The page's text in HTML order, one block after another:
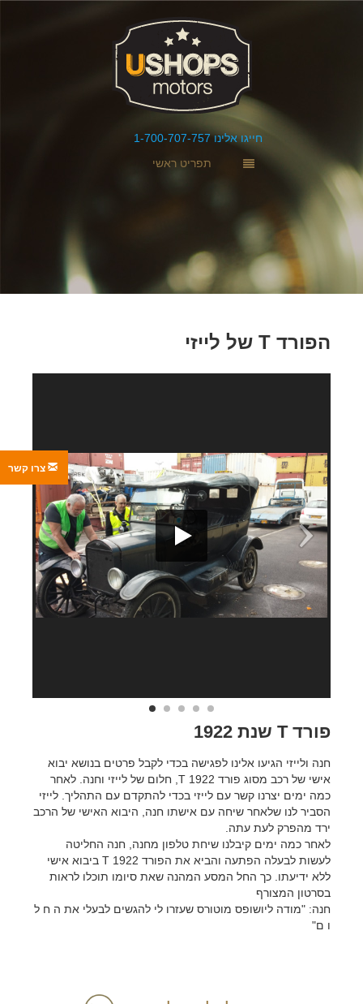
חייגו אלינו 1-700-707-757
תפריט ראשי
הפורד T של לייזי
פורד T שנת 1922
חנה ולייזי הגיעו אלינו לפגישה בכדי לקבל פרטים בנושא יבוא
אישי של רכב מסוג פורד T 1922, חלום של לייזי וחנה. לאחר
כמה ימים יצרנו קשר עם לייזי בכדי להתקדם עם התהליך. לייזי
הסביר לנו שלאחר שיחה עם אישתו חנה, היבוא האישי של הרכב
ירד מהפרק לעת עתה.
לאחר כמה ימים קיבלנו שיחת טלפון מחנה, חנה החליטה
לעשות לבעלה הפתעה והביא את הפורד T 1922 ביבוא אישי
ללא ידיעתו. כך החל המסע המהנה שאת סיומו תוכלו לראות
בסרטון המצורף
חנה: "מודה ליושופס מוטורס שעזרו לי להגשים לבעלי את ה ח ל
ו ם"
צרו קשר